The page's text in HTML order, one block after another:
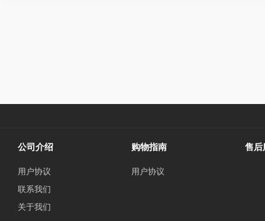
公司介绍
用户协议
联系我们
关于我们
购物指南
用户协议
售